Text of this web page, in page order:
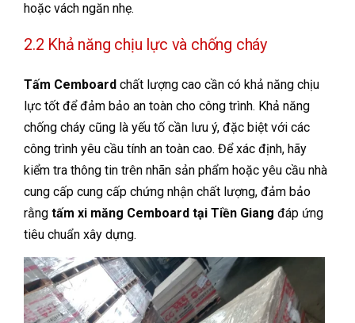
hoặc vách ngăn nhẹ.
2.2 Khả năng chịu lực và chống cháy
Tấm Cemboard chất lượng cao cần có khả năng chịu
lực tốt để đảm bảo an toàn cho công trình. Khả năng
chống cháy cũng là yếu tố cần lưu ý, đặc biệt với các
công trình yêu cầu tính an toàn cao. Để xác định, hãy
kiểm tra thông tin trên nhãn sản phẩm hoặc yêu cầu nhà
cung cấp cung cấp chứng nhận chất lượng, đảm bảo
rằng tấm xi măng Cemboard tại Tiền Giang đáp ứng
tiêu chuẩn xây dựng.